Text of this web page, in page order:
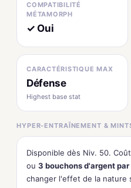
COMPATIBILITÉ
MÉTAMORPH
✓ Oui
CARACTÉRISTIQUE MAX
Défense
Highest base stat
HYPER-ENTRAÎNEMENT &
Disponible dès Niv. 50.
ou 3 bouchons d'argent par
changer l'effet de la nature